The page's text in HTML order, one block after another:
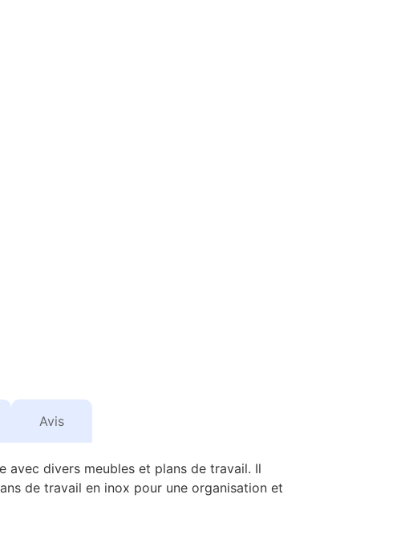
Avis
divers meubles et plans de travail. Il
de travail en inox pour une organisation et